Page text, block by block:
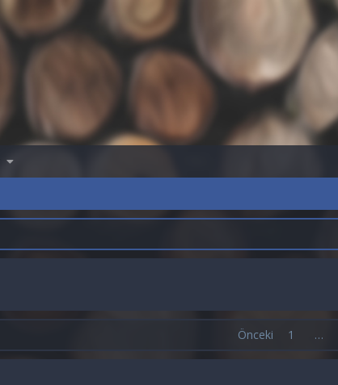
Önceki 1 …